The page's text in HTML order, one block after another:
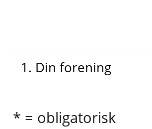
1. Din forening
* = obligatorisk